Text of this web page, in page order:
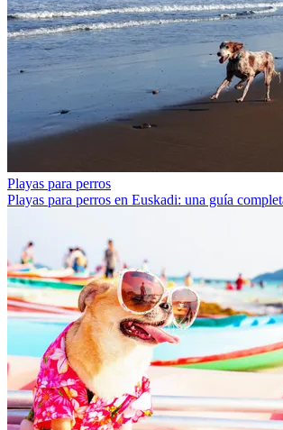
Playas para perros
Playas para perros en Euskadi: una guía